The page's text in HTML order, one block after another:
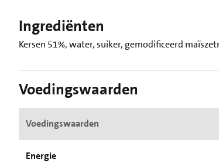
Ingrediënten
Kersen 51%, water, suiker, gemodificeerd
Voedingswaarden
Voedingswaarden
Energie